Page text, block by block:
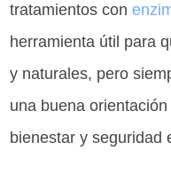
tratamientos con
herramienta útil para
y naturales, pero
una buena
bienestar y seguridad